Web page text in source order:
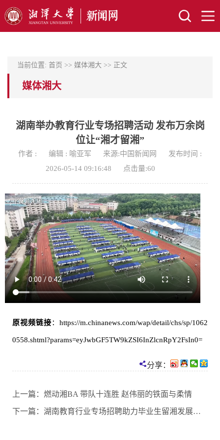
当前位置: 首页 >> 媒体湘大 >> 正文
媒体湘大
湖南举办教育行业专场招聘活动 发布万余岗
位让“湘才留湘”
作者 : 编辑 : 喻亚军 来源:中国新闻网
发布时间 :
2026-05-14 09:16:48
点击量:60
原视频链接： https://m.chinanews.com/wap/detail/chs/sp/1062
0558.shtml?params=eyJwbGF5TW9kZSI6InZlcnRpY2FsIn0=
分享：
上一篇： 燃动湘BA 带队十连胜 赵伟丽的铁面与柔情
下一篇： 湖南教育行业专场招聘助力毕业生留湘发展——千岗云集校园 学子逐梦潇湘